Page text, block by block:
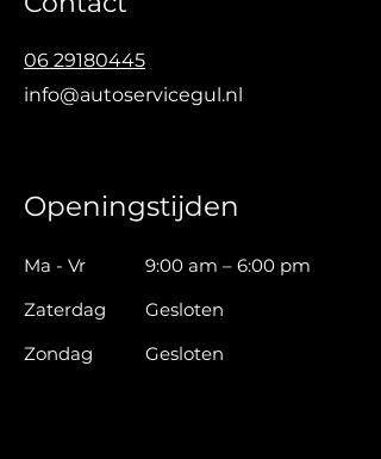
06 29180445
info@autoservicegul.nl
Openingstijden
Ma - Vr
9:00 am – 6:00 pm
Zaterdag
Gesloten
​Zondag
Gesloten